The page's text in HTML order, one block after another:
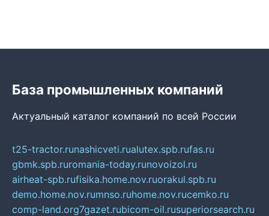
База промышленных компаний
Актуальный каталог компаний по всей России
t25-tractor.runashicveti.rualutex.spb.rufas.ru
gbmk.spb.ruromania-today.runovoizol.ru
airheat-spb.rufisika.home.nov.ruorakul.spb.ru
demo.home.nov.rumnso.ruhome.nov.rucemko.ru
comp-land.org7gazet.rubicom-oil.rusuperiorsearch.ru